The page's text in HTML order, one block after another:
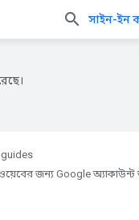
সাইন-ইন
জন্য Google